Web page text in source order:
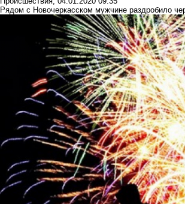
Рядом с Новочеркасском мужчине раздробило